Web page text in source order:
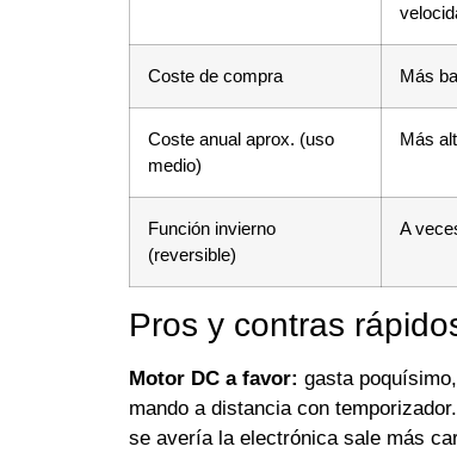
Coste de compra Más
Coste anual aprox. (uso
medio)
Más
Función invierno
(reversible)
A
Pros y contras
Motor DC a favor: gasta
mando a distancia con temporizador.
se avería la electrónica sale más